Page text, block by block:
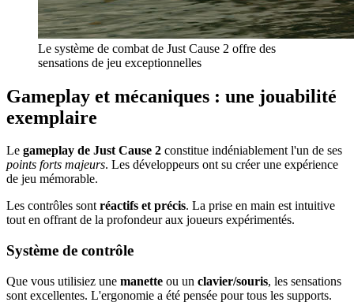
Le système de combat de Just Cause 2 offre des
sensations de jeu exceptionnelles
Gameplay et mécaniques : une jouabilité
exemplaire
Le gameplay de Just Cause 2 constitue indéniablement l'un de ses
points forts majeurs. Les développeurs ont su créer une expérience
de jeu mémorable.
Les contrôles sontréactifs et précis. La prise en main est intuitive
tout en offrant de la profondeur aux joueurs expérimentés.
Système de contrôle
Que vous utilisiez une manette ou un clavier/souris, les sensations
sont excellentes. L'ergonomie a été pensée pour tous les supports.